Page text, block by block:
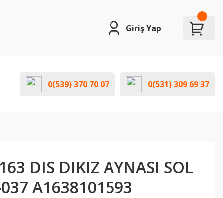
Giriş Yap
0(539) 370 70 07 0(531) 309 69 37
DIS DIKIZ AYNASI SOL
A1638101593